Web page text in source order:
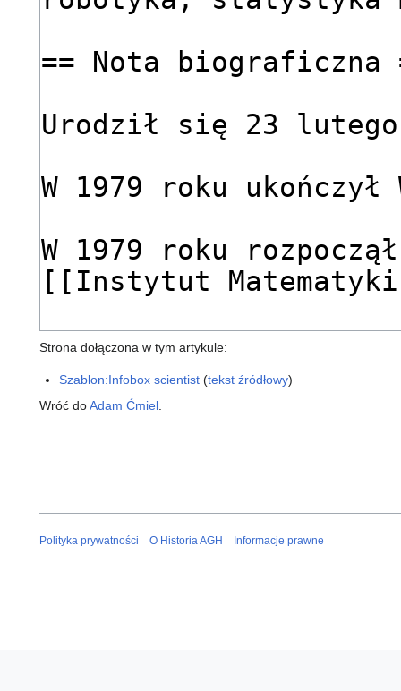
Strona dołączona w tym artykule:
Szablon:Infobox scientist (tekst źródłowy)
Wróć doAdam Ćmiel
Polityka prywatności O Historia AGH Informacje prawne